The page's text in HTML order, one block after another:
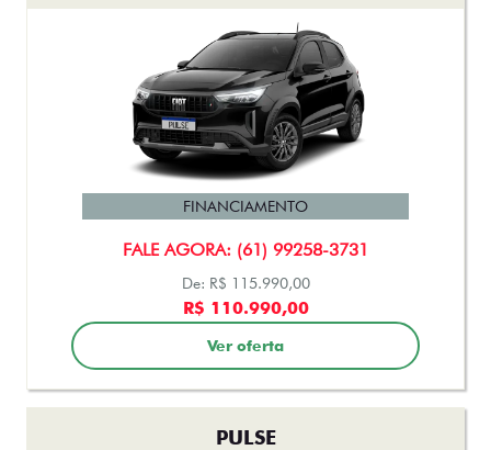
Ver oferta
PULSE
PULSE DRIVE 1.3 AT FLEX 4P 2026
FALE AGORA: (61) 99258-3731
FINANCIAMENTO